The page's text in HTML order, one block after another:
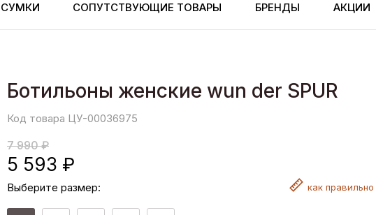
СУМКИ СОПУТСТВУЮЩИЕ ТОВАРЫ БРЕНДЫ АКЦИИ
Ботильоны женские wun der SPUR
Код товара ЦУ-00036975
7 990 ₽
5 593 ₽
Выберите размер: как правильно